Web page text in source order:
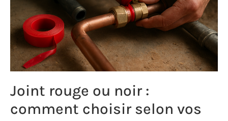
Joint rouge ou noir :
comment choisir selon vos